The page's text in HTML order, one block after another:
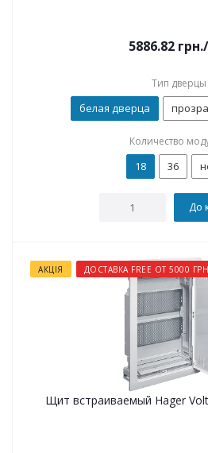
5886.82грн.
Тип дверцы
белая дверца
Количество
18 36
До
АКЦІЯ ДОСТАВКА FREE ОТ 5000
Щит встраиваемый Hager